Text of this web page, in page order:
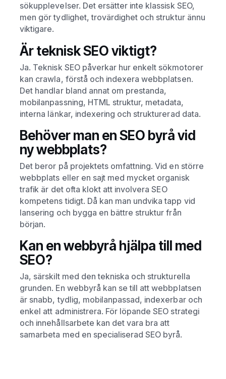
sökupplevelser. Det ersätter inte klassisk SEO,
men gör tydlighet, trovärdighet och struktur ännu
viktigare.
Är teknisk SEO viktigt?
Ja. Teknisk SEO påverkar hur enkelt sökmotorer
kan crawla, förstå och indexera webbplatsen.
Det handlar bland annat om prestanda,
mobilanpassning, HTML struktur, metadata,
interna länkar, indexering och strukturerad data.
Behöver man en SEO byrå vid
ny webbplats?
Det beror på projektets omfattning. Vid en större
webbplats eller en sajt med mycket organisk
trafik är det ofta klokt att involvera SEO
kompetens tidigt. Då kan man undvika tapp vid
lansering och bygga en bättre struktur från
början.
Kan en webbyrå hjälpa till med
SEO?
Ja, särskilt med den tekniska och strukturella
grunden. En webbyrå kan se till att webbplatsen
är snabb, tydlig, mobilanpassad, indexerbar och
enkel att administrera. För löpande SEO strategi
och innehållsarbete kan det vara bra att
samarbeta med en specialiserad SEO byrå.